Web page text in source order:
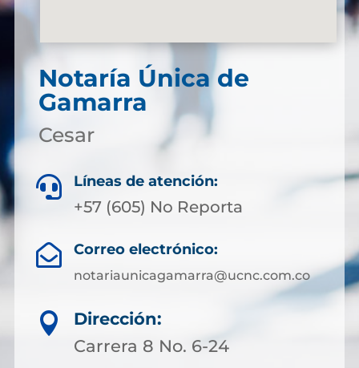
Notaría Única de
Gamarra
Cesar
 Líneas de atención:
+57 (605) No Reporta
 Correo electrónico:
notariaunicagamarra@ucnc.com.co

Dirección:
Carrera 8 No. 6-24